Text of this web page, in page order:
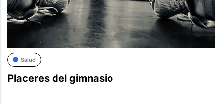
Salud
Placeres del gimnasio